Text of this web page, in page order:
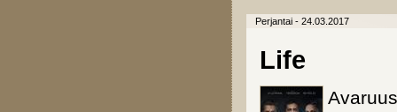
Perjantai - 24.03.2017
Life